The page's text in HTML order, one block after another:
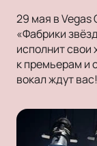
29 мая в
«Фабрики
исполнит свои
к премьерам и
вокал ждут вас!